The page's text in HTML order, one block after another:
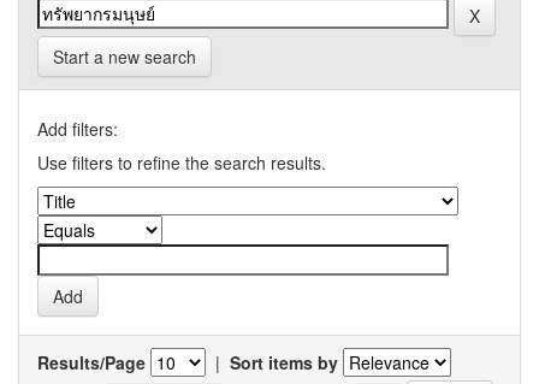
Start a new search
Add filters:
Use filters to refine the search results.
Results/Page | Sort items by